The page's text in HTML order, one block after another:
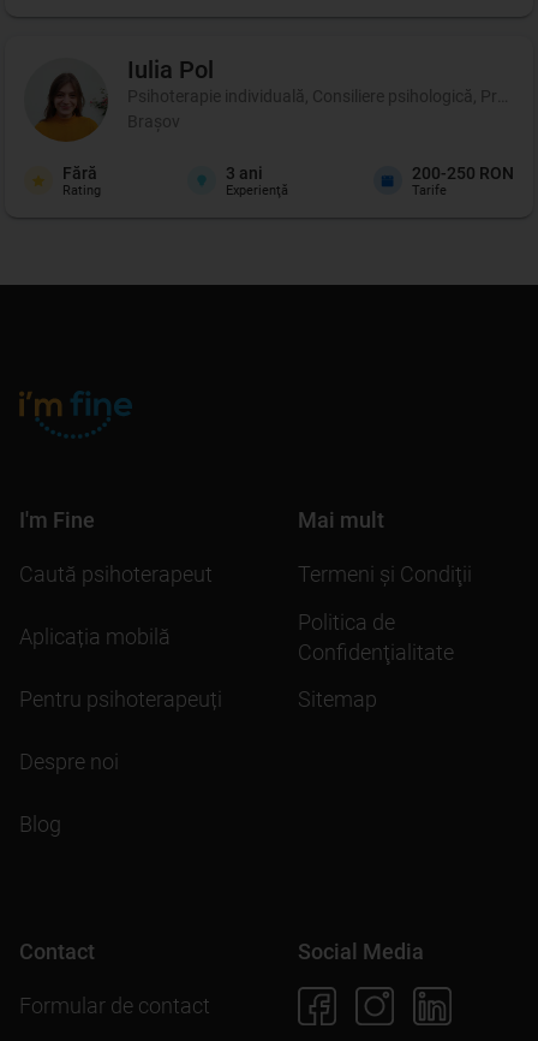
Iulia Pol
Psihoterapie individuală, Consiliere psihologică, Profil
Brașov
Fără
Rating
3 ani
Experienţă
200-250 RON
Tarife
I'm Fine
Caută psihoterapeut
Aplicația mobilă
Pentru psihoterapeuți
Despre noi
Blog
Mai mult
Termeni şi Condiţii
Politica de
Confidenţialitate
Sitemap
Contact
Formular de contact
Social Media